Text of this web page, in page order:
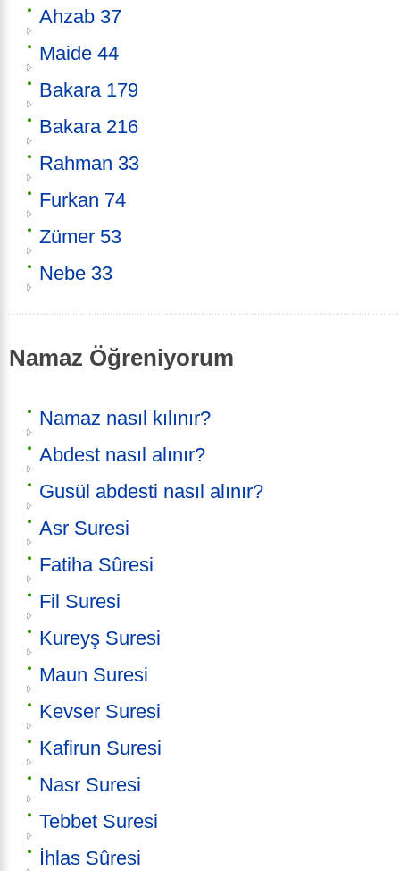
Ahzab 37
Maide 44
Bakara 179
Bakara 216
Rahman 33
Furkan 74
Zümer 53
Nebe 33
Namaz Öğreniyorum
Namaz nasıl kılınır?
Abdest nasıl alınır?
Gusül abdesti nasıl alınır?
Asr Suresi
Fatiha Sûresi
Fil Suresi
Kureyş Suresi
Maun Suresi
Kevser Suresi
Kafirun Suresi
Nasr Suresi
Tebbet Suresi
İhlas Sûresi